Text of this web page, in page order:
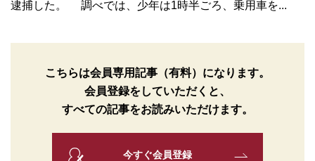
逮捕した。 調べでは、少年は1時半ごろ、乗用車を...
こちらは会員専用記事（有料）になります。
会員登録をしていただくと、
すべての記事をお読みいただけます。
今すぐ会員登録